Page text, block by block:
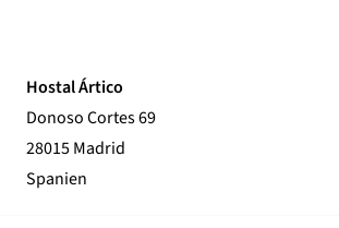
Hostal Ártico
Donoso Cortes 69
28015 Madrid
Spanien